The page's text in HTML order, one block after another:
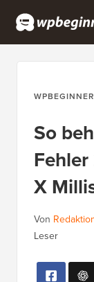
WPBEGINNER
So
X
Von
Leser